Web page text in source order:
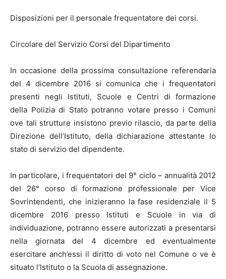
Disposizioni per il personale frequentatore dei corsi.
Circolare del Servizio Corsi del Dipartimento
In occasione della prossima consultazione referendaria
del 4 dicembre 2016 si comunica che i frequentatori
presenti negli Istituti, Scuole e Centri di formazione
della Polizia di Stato potranno votare presso i Comuni
ove tali strutture insistono previo rilascio, da parte della
Direzione dell’Istituto, della dichiarazione attestante lo
stato di servizio del dipendente.
In particolare, i frequentatori del 9° ciclo – annualità 2012
del 26° corso di formazione professionale per Vice
Sovrintendenti, che inizieranno lafase residenziale il 5
dicembre 2016 presso Istituti e Scuole in via di
individuazione, potranno essere autorizzati a presentarsi
nella giornata del 4 dicembre ed eventualmente
esercitare anch’essi il diritto di voto nel Comune o ve è
situato l’Istituto o la Scuola di assegnazione.